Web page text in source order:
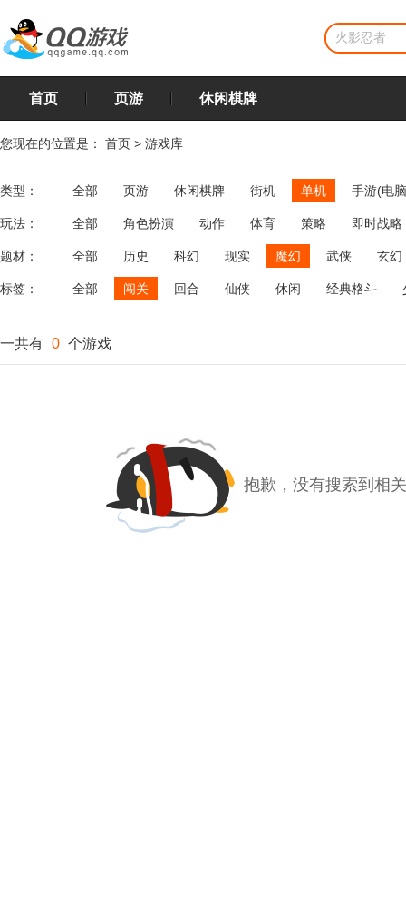
首页 页游 休闲棋牌
您现在的位置是： 首页 > 游戏库
类型： 全部 页游 休闲棋牌 街机 单机 手游(电
玩法： 全部 角色扮演 动作 体育 策略
即时战略
飞行
恋爱 第三人称射击 棋类 牌类 麻将
题材： 全部 历史 科幻 现实 魔幻 武侠 玄幻
标签： 全部 闯关 回合 仙侠 休闲 经典格斗
一共有 0 个游戏
抱歉，没有搜索到相